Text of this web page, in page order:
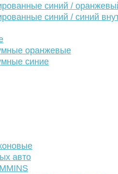
синий /
синий / синий
оранжевые
синие
авто